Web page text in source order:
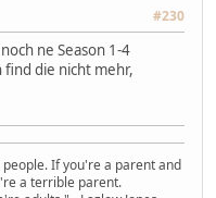
#230
noch ne Season 1-4
die nicht mehr,
If you're a parent and
a terrible parent.